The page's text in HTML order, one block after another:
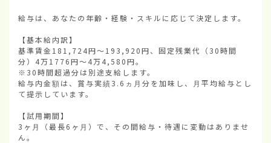
給与は、あなたの年齢・経験・スキルに応じて決定します。
【基本給内訳】
基準賃金181,724円〜193,920円、固定残業代（30時間
分）4万1776円〜4万4,580円。
※30時間超過分は別途支給します。
給与内金額は、賞与実績3.6ヵ月分を加味し、月平均給与とし
て提示しています。
【試用期間】
3ヶ月（最長6ヶ月）で、その間給与・待遇に変動はありませ
ん。